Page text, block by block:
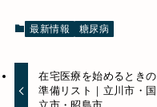
最新情報 糖尿病
在宅医療を始めるときの
準備リスト｜立川市・国